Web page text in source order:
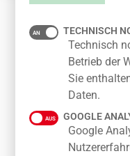
WM-
PASSAGE:
GEWINNEN!
Die Fußball-
und in der TAUT
besten
TECHNISCH
Technisch
Betrieb der
Sie
Daten.
GOOGLE
Google